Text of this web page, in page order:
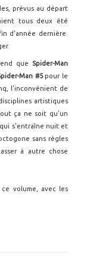
prévus au départ
tous deux été
d'année dernière.
que Spider-Man
Man #5pour le
l'inconvénient de
artistiques
ça ne soit qu'un
s'entraîne nuit et
sans règles
à autre chose
volume, avec les